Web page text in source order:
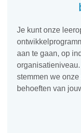
Je kunt onze
aan te gaan, op
stemmen we
behoeften van